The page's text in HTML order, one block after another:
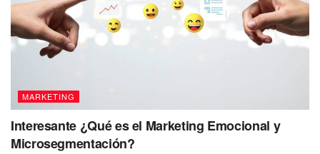
MARKETING
Interesante ¿Qué es el Marketing Emocional y
Microsegmentación?